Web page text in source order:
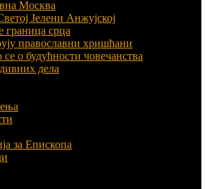
Москва
Јелени Анжујској
граница срца
православни хришћани
се о будућности човечанства
дела
за Епископа